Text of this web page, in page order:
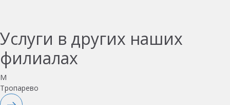
Услуги в других наших
филиалах
M
Тропарево